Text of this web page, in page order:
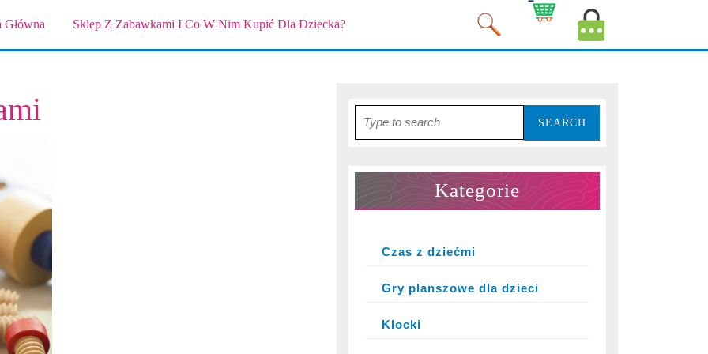
Główna Sklep Z Zabawkami I Co W Nim Kupić Dla Dziecka?
Cart
Image
for:
Kategorie
Czas z dziećmi
Gry planszowe dla dzieci
Klocki